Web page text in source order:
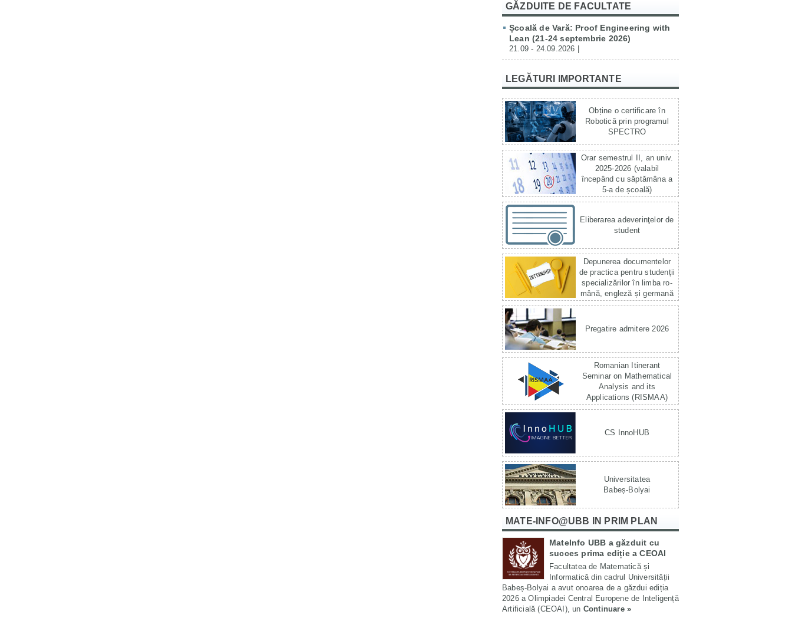
GĂZDUITE DE FACULTATE
Școală de Vară: Proof Engineering with
Lean (21-24 septembrie 2026)
21.09 - 24.09.2026 |
LEGĂTURI IMPORTANTE
Obține o certificare în
Robotică prin programul
SPECTRO
Orar semestrul II, an univ.
2025-2026 (valabil
începând cu săptămâna a
5-a de școală)
Eliberarea adeverinţelor de
student
Depunerea documentelor
de practica pentru studenții
specializărilor în limba ro­
mână, engleză și germană
Pregatire admitere 2026
Romanian Itinerant
Seminar on Mathematical
Analysis and its
Applications (RISMAA)
CS InnoHUB
Universitatea
Babeș-Bolyai
MATE-INFO@UBB IN PRIM PLAN
MateInfo UBB a găzduit cu
succes prima ediție a CEOAI
Facultatea de Matematică și
Informatică din cadrul Universității
Babeș-Bolyai a avut onoarea de a găzdui ediția
2026 a Olimpiadei Central Europene de Inteligență
Artificială (CEOAI), un Continuare »